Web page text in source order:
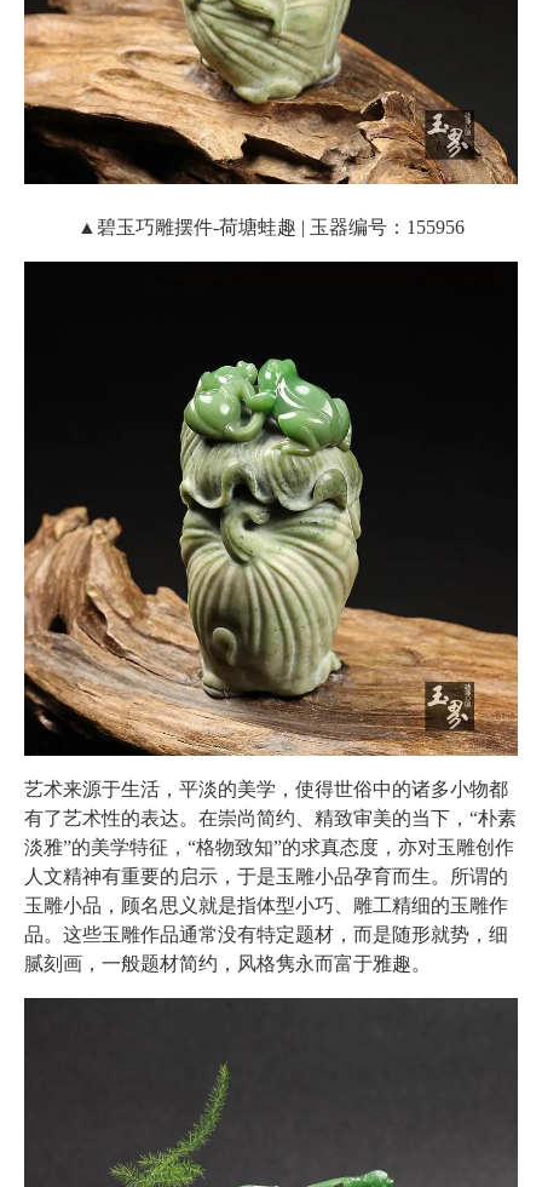
▲碧玉巧雕摆件-荷塘蛙趣 | 玉器编号：155956
艺术来源于生活，平淡的美学，使得世俗中的诸多小物都
有了艺术性的表达。在崇尚简约、精致审美的当下，“朴素
淡雅”的美学特征，“格物致知”的求真态度，亦对玉雕创作
人文精神有重要的启示，于是玉雕小品孕育而生。所谓的
玉雕小品，顾名思义就是指体型小巧、雕工精细的玉雕作
品。这些玉雕作品通常没有特定题材，而是随形就势，细
腻刻画，一般题材简约，风格隽永而富于雅趣。